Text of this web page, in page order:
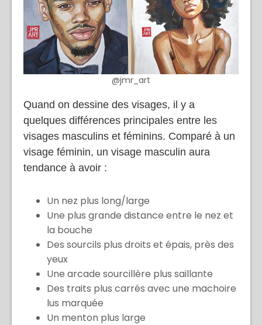
@jmr_art
Quand on dessine des visages, il y a
quelques différences principales entre les
visages masculins et féminins. Comparé à un
visage féminin, un visage masculin aura
tendance à avoir :
Un nez plus long/large
Une plus grande distance entre le nez et
la bouche
Des sourcils plus droits et épais, près des
yeux
Une arcade sourcillère plus saillante
Des traits plus carrés avec une machoire
lus marquée
Un menton plus large